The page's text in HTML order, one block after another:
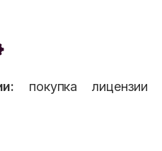
покупка лицензии